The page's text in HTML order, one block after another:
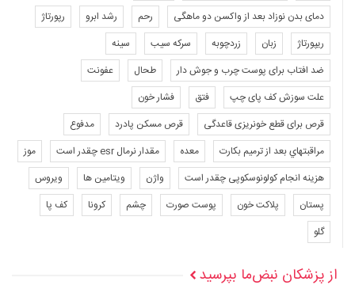
دمای بدن نوزاد بعد از واکسن دو ماهگی
رحم رشد ابرو
رپورتاژ
ریپورتاژ
زبان زردچوبه سرکه سیب
سینه
ضد افتاب برای پوست چرب و جوش دار
طحال
عفونت
علت سوزش کف پای چپ
فتق
فشار خون
قرص برای قطع خونریزی قاعدگی
قرص مسکن پادرد
مدفوع
مراقبتهاي بعد از ترميم بكارت
معده مقدار نرمال esr چقدر است
موز
هزینه انجام کولونوسکوپی چقدر است
واژن ویتامین ها
ویروس
پستان
پلاکت خون پوست صورت چشم کرونا
کف پا
گلو
از پزشکان نبض‌ما بپرسید